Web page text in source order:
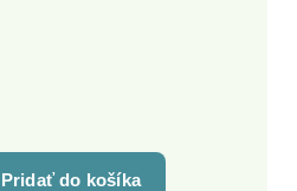
Pridať do košíka